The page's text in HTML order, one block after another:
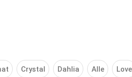
Crystal Dahlia Alle Love